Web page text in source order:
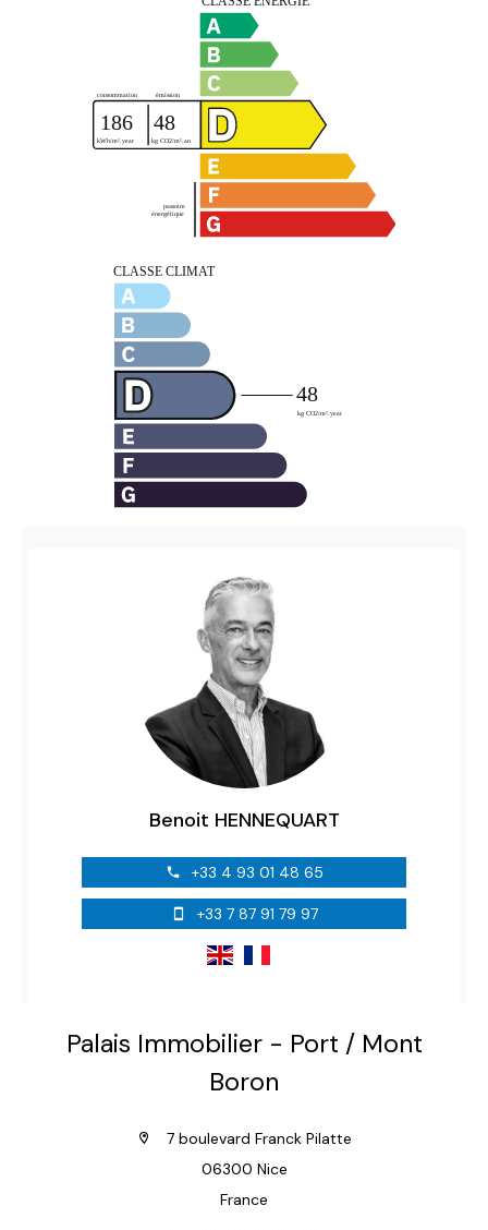
Benoit HENNEQUART
+33 4 93 01 48 65
+33 7 87 91 79 97
Palais Immobilier - Port / Mont
Boron
7 boulevard Franck Pilatte
06300 Nice
France